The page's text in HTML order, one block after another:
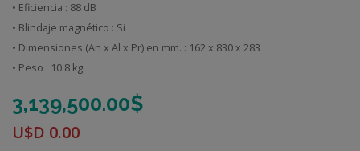
• Eficiencia : 88 dB
• Blindaje magnético : Si
• Dimensiones (An x Al x Pr) en mm. : 162 x 830 x 283
• Peso : 10.8 kg
3,139,500.00$
U$D 0.00